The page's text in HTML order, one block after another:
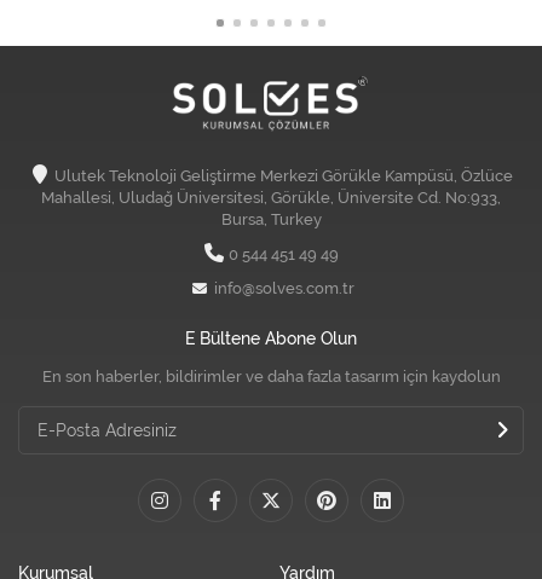
Ulutek Teknoloji Geliştirme Merkezi Görükle Kampüsü, Özlüce
Mahallesi, Uludağ Üniversitesi, Görükle, Üniversite Cd. No:933,
Bursa, Turkey
0 544 451 49 49
info@solves.com.tr
E Bültene Abone Olun
En son haberler, bildirimler ve daha fazla tasarım için kaydolun
Kurumsal Yardım